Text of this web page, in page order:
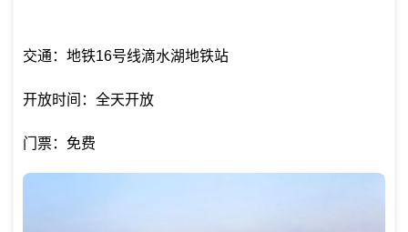
交通：地铁16号线滴水湖地铁站
开放时间：全天开放
门票：免费